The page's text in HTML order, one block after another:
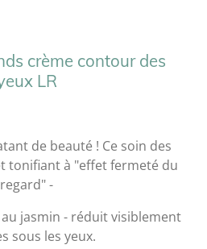
crème contour des
LR
de beauté ! Ce soin des
tonifiant à "effet fermeté du
regard" -
jasmin - réduit visiblement
sous les yeux.